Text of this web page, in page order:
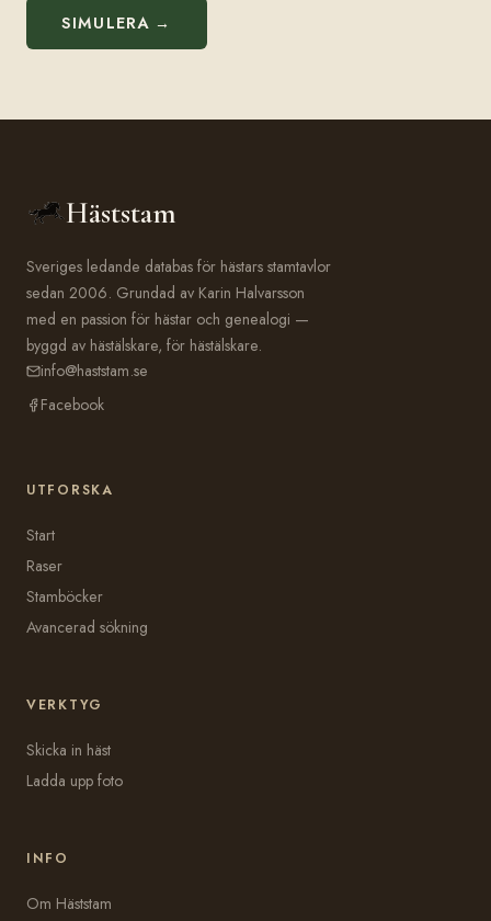
SIMULERA →
Häststam
Sveriges ledande databas för hästars stamtavlor
sedan 2006. Grundad av Karin Halvarsson
med en passion för hästar och genealogi —
byggd av hästälskare, för hästälskare.
info@haststam.se
Facebook
UTFORSKA
Start
Raser
Stamböcker
Avancerad sökning
VERKTYG
Skicka in häst
Ladda upp foto
INFO
Om Häststam